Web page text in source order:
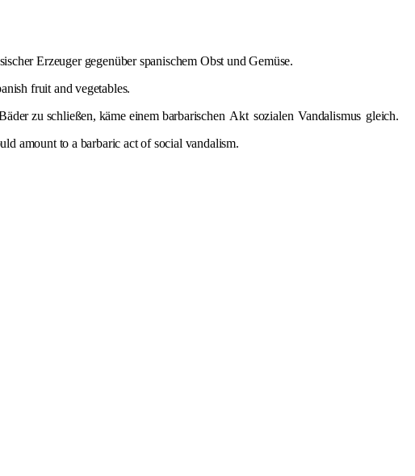
Erzeuger gegenüber spanischem Obst und Gemüse.
fruit and vegetables.
zu schließen, käme einem barbarischen Akt sozialen Vandalismus gleich.
amount to a barbaric act of social vandalism.